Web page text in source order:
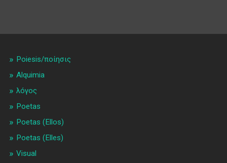
Poiesis/ποίησις
Alquimia
λóγος
Poetas
Poetas (Ellos)
Poetas (Elles)
Visual